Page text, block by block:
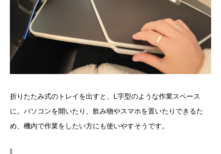
折りたたみ式のトレイを出すと、L字型のような作業スペース
に。パソコンを開いたり、飲み物やスマホを置いたりできるた
め、機内で作業をしたい方にも使いやすそうです。